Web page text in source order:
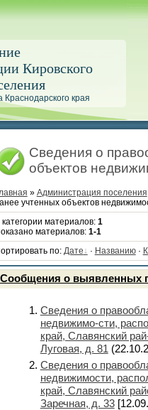
Кировского
Краснодарского края
Сведения о
объектов
» Администрация поселения
учтенных объектов
категории материалов: 1
материалов: 1-1
по: Дате · Названию·
Сообщения о выявленных
Сведения о
недвижимо-сти,
край, Славянский
Луговая, д. 81
Сведения о
недвижимости,
край, Славянский
Заречная, д. 33